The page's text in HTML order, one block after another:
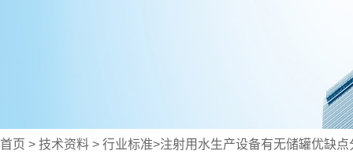
首页 > 技术资料 > 行业标准>注射用水生产设备有无储罐优缺点